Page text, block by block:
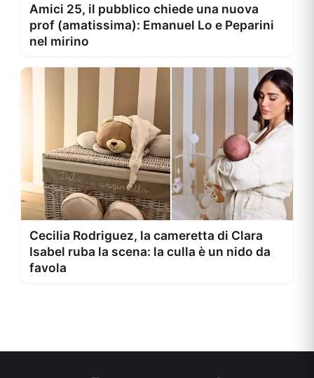
Amici 25, il pubblico chiede una nuova
prof (amatissima): Emanuel Lo e Peparini
nel mirino
Cecilia Rodriguez, la cameretta di Clara
Isabel ruba la scena: la culla è un nido da
favola